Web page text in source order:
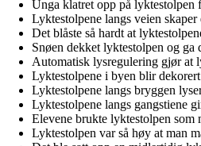
Unga klatret opp på lyktestolpen
Lyktestolpene langs veien
Det blåste så hardt at
Snøen dekket lyktestolpen og ga
Automatisk lysregulering gjør at
Lyktestolpene i byen blir
Lyktestolpene langs bryggen
Lyktestolpene langs gangstiene
Elevene brukte lyktestolpen som
Lyktestolpen var så høy at man